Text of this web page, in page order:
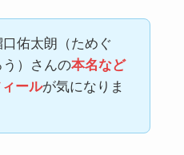
佑太朗（ためぐ
）さんの本名など
ールが気になりま